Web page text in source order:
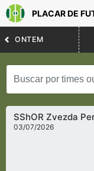
PLACAR DE
ONTEM
SShOR Zvezda
03/07/2026